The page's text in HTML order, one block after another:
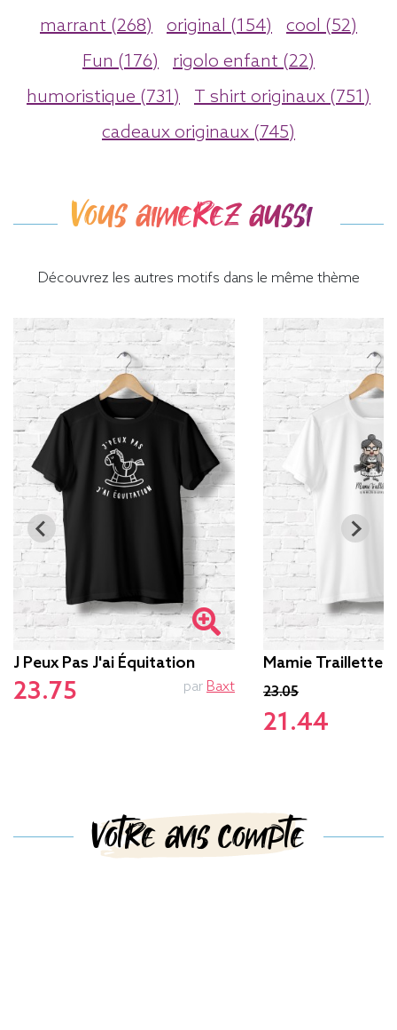
marrant (268)
original (154)
cool (52)
Fun (176)
rigolo enfant (22)
humoristique (731)
T shirt originaux (751)
cadeaux originaux (745)
Vous aimerez aussi
Découvrez les autres motifs dans le même thème
J Peux Pas J'ai Équitation
23.75 par Baxt
Mamie Traillette
23.05
21.44
Votre avis compte